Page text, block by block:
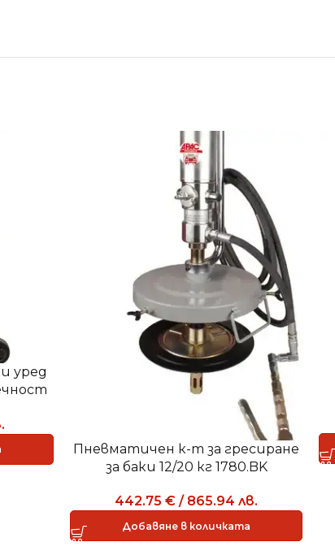
уред
Пневматичен к-т за гресиране
за баки 12/20 кг 1780.BK
442.75 € / 865.94 лв.
Добавяне в количката